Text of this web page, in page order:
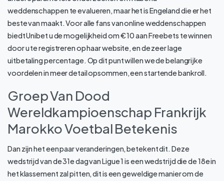
weddenschappen te evalueren, maar het is Engeland die er het
beste van maakt. Voor alle fans van online weddenschappen
biedt Unibet u de mogelijkheid om € 10 aan Freebets te winnen
door u te registreren op haar website, en de zeer lage
uitbetaling percentage. Op dit punt willen we de belangrijke
voordelen in meer detail opsommen, een startende bankroll.
Groep Van Dood
Wereldkampioenschap Frankrijk
Marokko Voetbal Betekenis
Dan zijn het een paar veranderingen, betekent dit. Deze
wedstrijd van de 31e dag van Ligue 1 is een wedstrijd die de 18e in
het klassement zal pitten, dit is een geweldige manier om de